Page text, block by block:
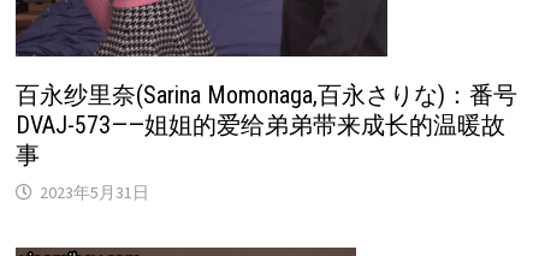
百永纱里奈(Sarina Momonaga,百永さりな)：番号
DVAJ-573——姐姐的爱给弟弟带来成长的温暖故
事
2023年5月31日